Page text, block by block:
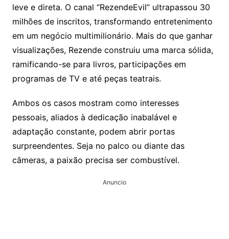
leve e direta. O canal “RezendeEvil” ultrapassou 30
milhões de inscritos, transformando entretenimento
em um negócio multimilionário. Mais do que ganhar
visualizações, Rezende construiu uma marca sólida,
ramificando-se para livros, participações em
programas de TV e até peças teatrais.
Ambos os casos mostram como interesses
pessoais, aliados à dedicação inabalável e
adaptação constante, podem abrir portas
surpreendentes. Seja no palco ou diante das
câmeras, a paixão precisa ser combustível.
Anuncio